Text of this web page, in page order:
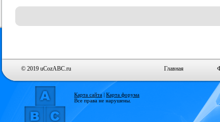
© 2019 uCozABC.ru Главная
Карта сайта | Карта форума
Все права не нарушены.